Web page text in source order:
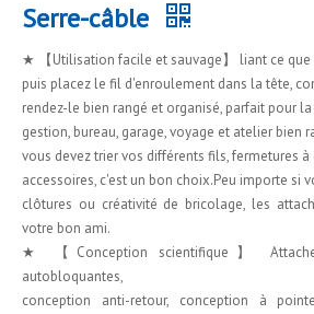
Serre-câble
★ 【Utilisation facile et sauvage】 liant ce que
puis placez le fil d'enroulement dans la tête,
rendez-le bien rangé et organisé, parfait pour
gestion, bureau, garage, voyage et atelier bien
vous devez trier vos différents fils, fermetures
accessoires, c'est un bon choix.Peu importe si
clôtures ou créativité de bricolage, les
votre bon ami.
★ 【Conception scientifique】
autobloquantes,
conception anti-retour, conception à